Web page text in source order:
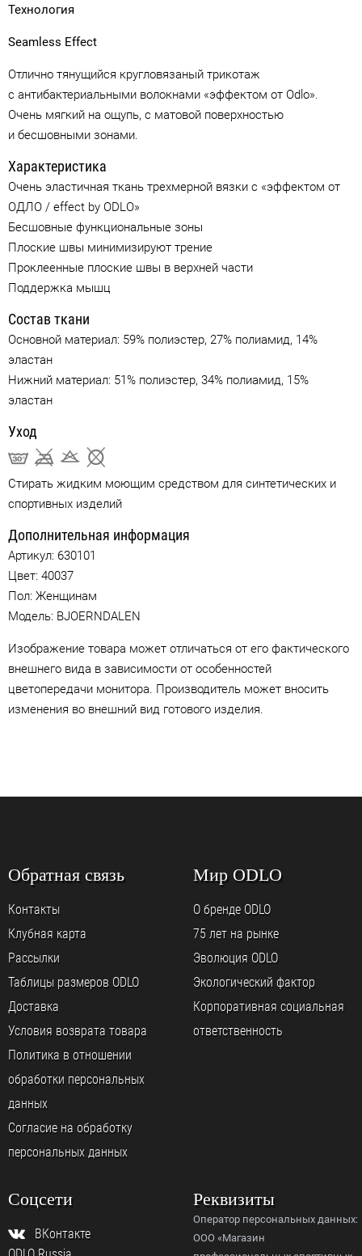
Технология
Seamless Effect
Отлично тянущийся кругловязаный трикотаж
с антибактериальными волокнами «эффектом от Odlo».
Очень мягкий на ощупь, с матовой поверхностью
и бесшовными зонами.
Характеристика
Очень эластичная ткань трехмерной вязки с «эффектом от
ОДЛО / effect by ODLO»
Бесшовные функциональные зоны
Плоские швы минимизируют трение
Проклеенные плоские швы в верхней части
Поддержка мышц
Состав ткани
Основной материал: 59% полиэстер, 27% полиамид, 14%
эластан
Нижний материал: 51% полиэстер, 34% полиамид, 15%
эластан
Уход
Стирать жидким моющим средством для синтетических и
спортивных изделий
Дополнительная информация
Артикул: 630101
Цвет: 40037
Пол: Женщинам
Модель: BJOERNDALEN
Изображение товара может отличаться от его фактического
внешнего вида в зависимости от особенностей
цветопередачи монитора. Производитель может вносить
изменения во внешний вид готового изделия.
Обратная связь
Контакты
Клубная карта
Рассылки
Таблицы размеров ODLO
Доставка
Условия возврата товара
Политика в отношении
обработки персональных
данных
Согласие на обработку
персональных данных
Мир ODLO
О бренде ODLO
75 лет на рынке
Эволюция ODLO
Экологический фактор
Корпоративная социальная
ответственность
Соцсети
ВКонтакте
Реквизиты
Оператор персональных данных:
ООО «Магазин